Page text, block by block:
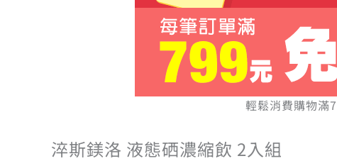
輕鬆消費購物滿
淬斯鎂洛 液態硒濃縮飲 2入組